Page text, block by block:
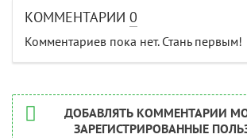
КОММЕНТАРИИ 0
Комментариев пока нет. Стань первым!
ДОБАВЛЯТЬ КОММЕНТАРИИ
ЗАРЕГИСТРИРОВАННЫЕ